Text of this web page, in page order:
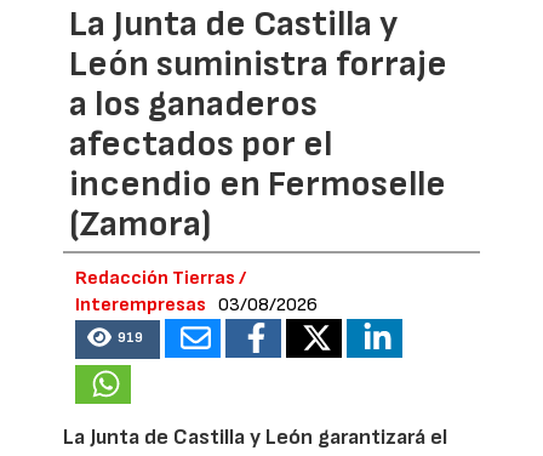
La Junta de Castilla y
León suministra forraje
a los ganaderos
afectados por el
incendio en Fermoselle
(Zamora)
Redacción Tierras /
Interempresas
03/08/2026
919
La Junta de Castilla y León garantizará el